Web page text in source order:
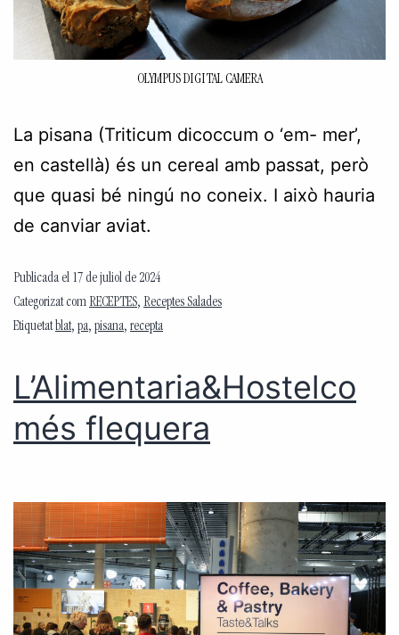
OLYMPUS DIGITAL CAMERA
La pisana (Triticum dicoccum o ‘em- mer’,
en castellà) és un cereal amb passat, però
que quasi bé ningú no coneix. I això hauria
de canviar aviat.
Publicada el 17 de juliol de 2024
Categorizat com RECEPTES, Receptes Salades
Etiquetatblat, pa, pisana, recepta
L’Alimentaria&Hostelco
més flequera